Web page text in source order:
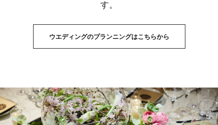
す。
ウエディングのプランニングはこちらから